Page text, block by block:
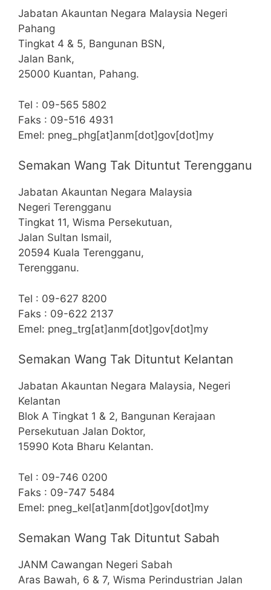
Jabatan Akauntan Negara Malaysia Negeri
Pahang
Tingkat 4 & 5, Bangunan BSN,
Jalan Bank,
25000 Kuantan, Pahang.
Tel : 09-565 5802
Faks : 09-516 4931
Emel: pneg_phg[at]anm[dot]gov[dot]my
Semakan Wang Tak Dituntut Terengganu
Jabatan Akauntan Negara Malaysia
Negeri Terengganu
Tingkat 11, Wisma Persekutuan,
Jalan Sultan Ismail,
20594 Kuala Terengganu,
Terengganu.
Tel : 09-627 8200
Faks : 09-622 2137
Emel: pneg_trg[at]anm[dot]gov[dot]my
Semakan Wang Tak Dituntut Kelantan
Jabatan Akauntan Negara Malaysia, Negeri
Kelantan
Blok A Tingkat 1 & 2, Bangunan Kerajaan
Persekutuan Jalan Doktor,
15990 Kota Bharu Kelantan.
Tel : 09-746 0200
Faks : 09-747 5484
Emel: pneg_kel[at]anm[dot]gov[dot]my
Semakan Wang Tak Dituntut Sabah
JANM Cawangan Negeri Sabah
Aras Bawah, 6 & 7, Wisma Perindustrian Jalan